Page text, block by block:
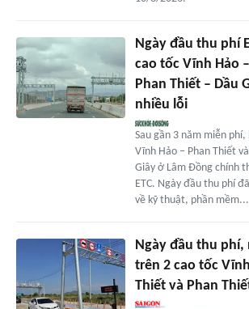
Ngày đầu thu phí
cao tốc Vĩnh Hảo
Phan Thiết – Dầu
nhiều lỗi
Sau gần 3 năm miễn
Vĩnh Hảo – Phan Thiết
Giây ở Lâm Đồng chính
ETC. Ngày đầu thu phí
về kỹ thuật, phần mềm...
Ngày đầu thu phí,
trên 2 cao tốc
Thiết và Phan